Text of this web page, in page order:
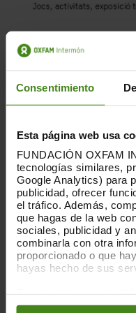
Consentimiento
Esta página web usa
FUNDACIÓN OXFAM
tecnologías similares,
Google Analytics) para
publicidad, ofrecer
el tráfico. Además,
que hagas de la web
sociales, publicidad y
combinarla con otra
proporcionado o que
hayas hecho de sus
preferencias